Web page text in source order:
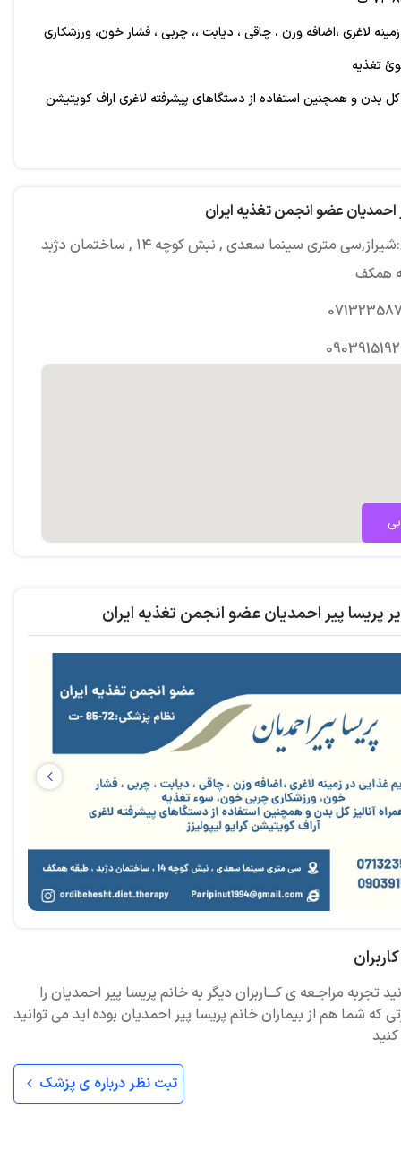
لاغری ،اضافه وزن ، چاقی ، دیابت ،، چربی ، فشار خون، ورزشکاری
تغذیه
کل بدن و همچنین استفاده از دستگاهای پیشرفته لاغری اراف کویتیشن
احمدیان عضو انجمن تغذیه ایران
آدرس:شیراز,سی متری سینما سعدی , نبش کوچه ۱۴ , ساختمان دژبد
همکف
پریسا پیر احمدیان عضو انجمن تغذیه ایران
تجربه مراجـعه ی کـــاربران دیگر به خانم پریسا پیر احمدیان را
که شما هم از بیماران خانم پریسا پیر احمدیان بوده اید می توانید
ثبت نظر درباره ی پزشک